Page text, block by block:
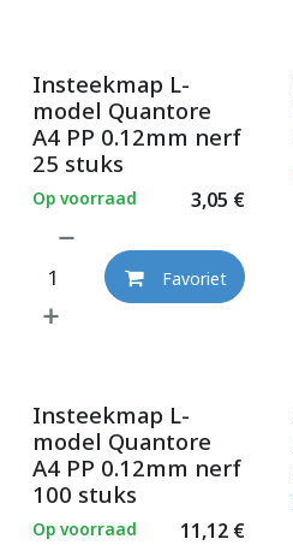
Insteekmap L-
model Quantore
A4 PP 0.12mm nerf
25 stuks
3,05 €
Op voorraad
Favoriet
Insteekmap L-
model Quantore
A4 PP 0.12mm nerf
100 stuks
11,12€
Op voorraad